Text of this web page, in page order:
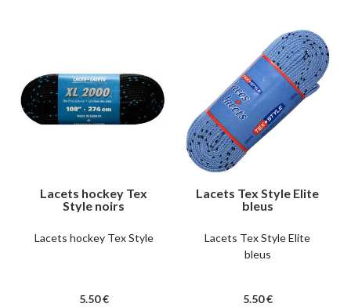
Lacets hockey Tex
Style noirs
Lacets hockey Tex Style
5.50 €
Lacets Tex Style Elite
bleus
Lacets Tex Style Elite
bleus
5.50 €